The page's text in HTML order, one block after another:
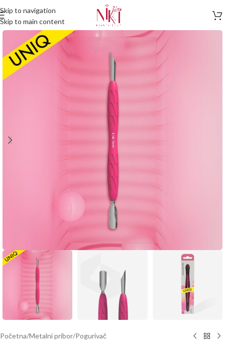
Skip to navigation
Skip to main content
Početna/Metalni pribor/Pogurivač